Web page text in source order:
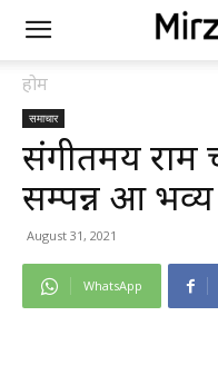
होम
समाचार
संगीतमय राम
सम्पन्न हुआ
August 31, 2021
WhatsApp